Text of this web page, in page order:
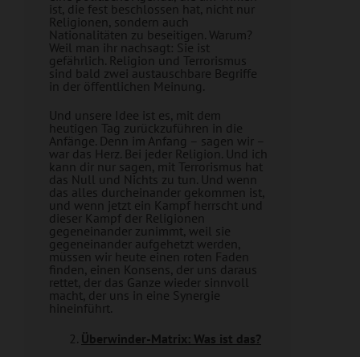
ist, die fest beschlossen hat, nicht nur
Religionen, sondern auch
Nationalitäten zu beseitigen. Warum?
Weil man ihr nachsagt: Sie ist
gefährlich. Religion und Terrorismus
sind bald zwei austauschbare Begriffe
in der öffentlichen Meinung.
Und unsere Idee ist es, mit dem
heutigen Tag zurückzuführen in die
Anfänge. Denn im Anfang – sagen wir –
war das Herz. Bei jeder Religion. Und ich
kann dir nur sagen, mit Terrorismus hat
das Null und Nichts zu tun. Und wenn
das alles durcheinander gekommen ist,
und wenn jetzt ein Kampf herrscht und
dieser Kampf der Religionen
gegeneinander zunimmt, weil sie
gegeneinander aufgehetzt werden,
müssen wir heute einen roten Faden
finden, einen Konsens, der uns daraus
rettet, der das Ganze wieder sinnvoll
macht, der uns in eine Synergie
hineinführt.
Überwinder-Matrix: Was ist das?